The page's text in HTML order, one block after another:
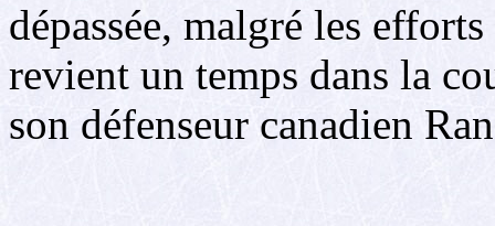
dépassée, malgré les
revient un temps dans la
son défenseur canadien